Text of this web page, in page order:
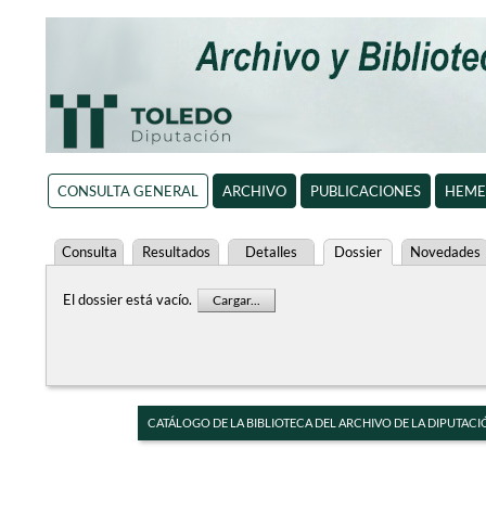
CONSULTA GENERAL ARCHIVO PUBLICACIONES
Consulta Resultados Detalles Dossier Novedades
El dossier está vacío. Cargar...
CATÁLOGO DE LA BIBLIOTECA DEL ARCHIVO DE LA